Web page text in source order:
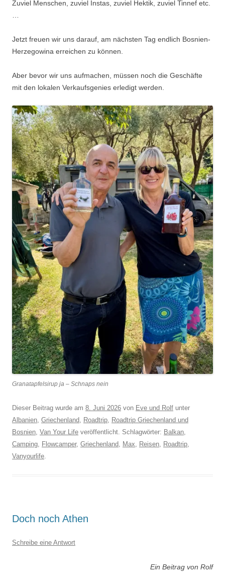
Zuviel Menschen, zuviel Instas, zuviel Hektik, zuviel Tinnef etc.
…
Jetzt freuen wir uns darauf, am nächsten Tag endlich Bosnien-
Herzegowina erreichen zu können.
Aber bevor wir uns aufmachen, müssen noch die Geschäfte
mit den lokalen Verkaufsgenies erledigt werden.
Granatapfelsirup ja – Schnaps nein
Dieser Beitrag wurde am 8. Juni 2026 von Eve und Rolf unter
Albanien, Griechenland, Roadtrip, Roadtrip Griechenland und
Bosnien, Van Your Life veröffentlicht. Schlagwörter: Balkan,
Camping, Flowcamper, Griechenland, Max, Reisen, Roadtrip,
Vanyourlife.
Doch noch Athen
Schreibe eine Antwort
Ein Beitrag von Rolf